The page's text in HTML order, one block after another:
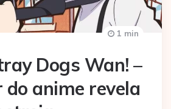
Dogs Wan! –
do anime revela
1 min